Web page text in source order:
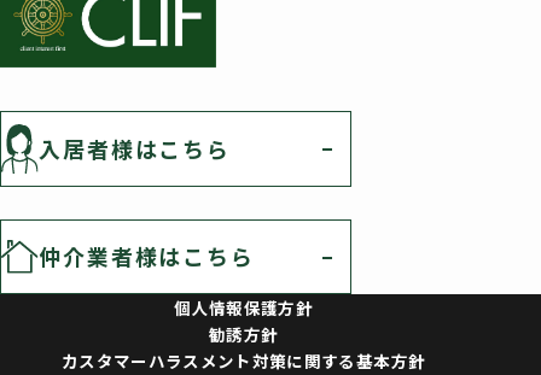
入居者様はこちら
仲介業者様はこちら
個人情報保護方針
勧誘方針
カスタマーハラスメント対策に関する基本方針